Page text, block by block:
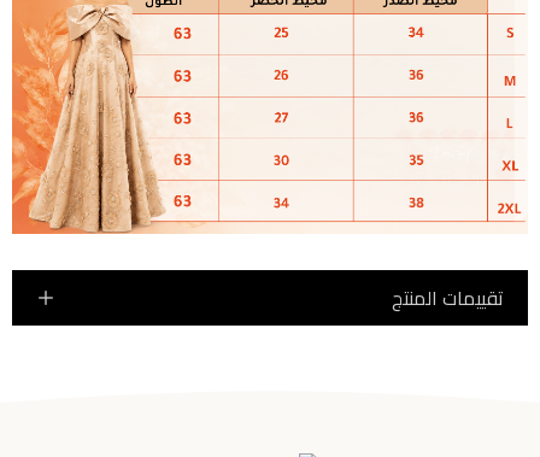
تقييمات المنتج